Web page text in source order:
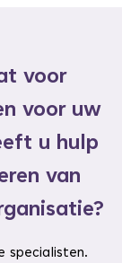
voor
voor uw
u hulp
van
specialisten.